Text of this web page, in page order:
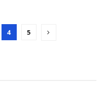
4 5